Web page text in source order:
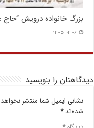
بزرگ خانواده درویش
۱۴۰۵-۰۴-۰۶
دیدگاهتان را بنویسید
نشانی ایمیل شما منتشر
شده‌اند*